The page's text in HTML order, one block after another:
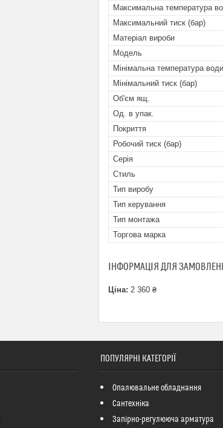
Максимальна температура
Максимальний тиск (бар)
Матеріал вироби
Мoдель
Мінімальна температура
Мінімальний тиск (бар)
Об'єм ящ.
Од. в упак.
Покриття
Робочий тиск (бар)
Серія
Стиль
Тип виробу
Тип керування
Тип монтажа
Торгова марка
ІНФОРМАЦІЯ ДЛЯ
Ціна: 2 360 ₴
ПОПУЛЯРНІ КАТЕГОРІЇ
Опалювальне обладнання
Сантехніка
Запірно-регулююча арматура